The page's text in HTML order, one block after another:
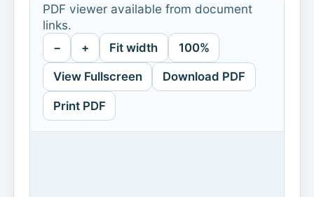
PDF viewer available from document
links.
− + Fit width 100%
View Fullscreen Download PDF
Print PDF